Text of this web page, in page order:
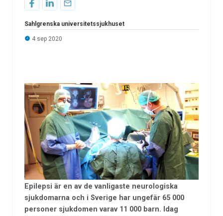
Sahlgrenska universitetssjukhuset
4 sep 2020
Epilepsi är en av de vanligaste neurologiska
sjukdomarna och i Sverige har ungefär 65 000
personer sjukdomen varav 11 000 barn. Idag